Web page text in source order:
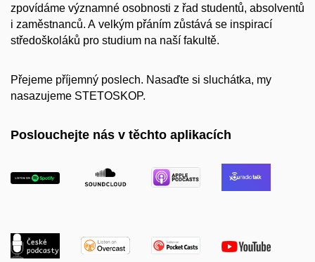
zpovídáme významné osobnosti z řad studentů, absolventů
i zaměstnanců. A velkým přáním zůstává se inspirací
středoškoláků pro studium na naší fakultě.
Přejeme příjemný poslech. Nasaďte si sluchátka, my
nasazujeme STETOSKOP.
Poslouchejte nás v těchto aplikacích